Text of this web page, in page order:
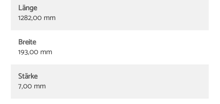
Länge
1282,00 mm
Breite
193,00 mm
Stärke
7,00 mm